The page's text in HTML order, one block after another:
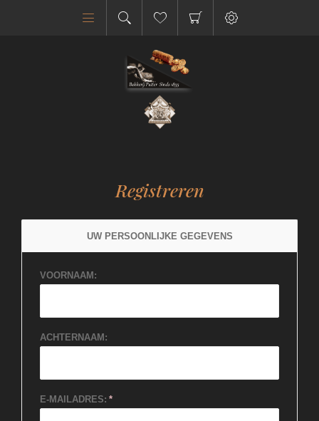
Registreren
UW PERSOONLIJKE GEGEVENS
VOORNAAM:
ACHTERNAAM:
E-MAILADRES: